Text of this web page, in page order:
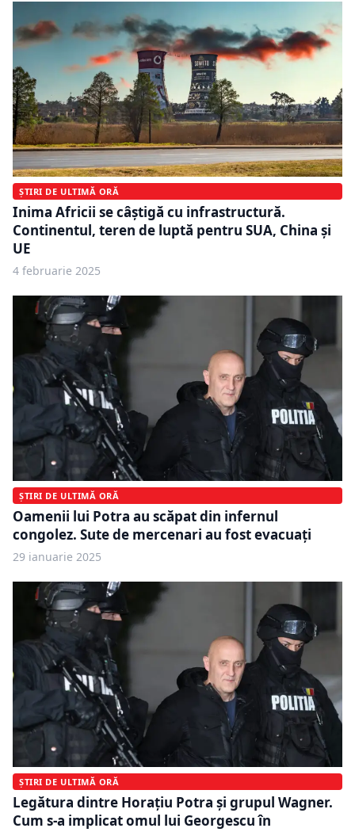
ȘTIRI DE ULTIMĂ ORĂ
Inima Africii se câștigă cu infrastructură.
Continentul, teren de luptă pentru SUA, China și
UE
4 februarie 2025
ȘTIRI DE ULTIMĂ ORĂ
Oamenii lui Potra au scăpat din infernul
congolez. Sute de mercenari au fost evacuați
29 ianuarie 2025
ȘTIRI DE ULTIMĂ ORĂ
Legătura dintre Horațiu Potra și grupul Wagner.
Cum s-a implicat omul lui Georgescu în